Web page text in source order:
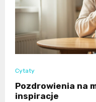
Cytaty
Pozdrowienia na
inspiracje